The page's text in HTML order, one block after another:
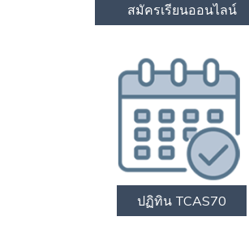
สมัครเรียนออนไลน์
ปฏิทิน TCAS70